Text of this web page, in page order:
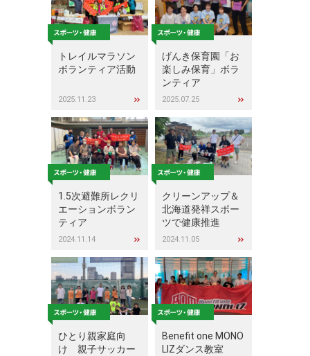
トレイルマラソン
ボランティア活動
2025.11.23
げんき保育園「お
楽しみ保育」ボラ
ンティア
2025.07.25
1.5次避難所レクリ
エーションボラン
ティア
2024.11.14
クリーンアップ＆
北海道発祥スポー
ツで健康推進
2024.11.05
ひとり親家庭向
け 親子サッカー
Benefit one MONO
LIZダンス教室